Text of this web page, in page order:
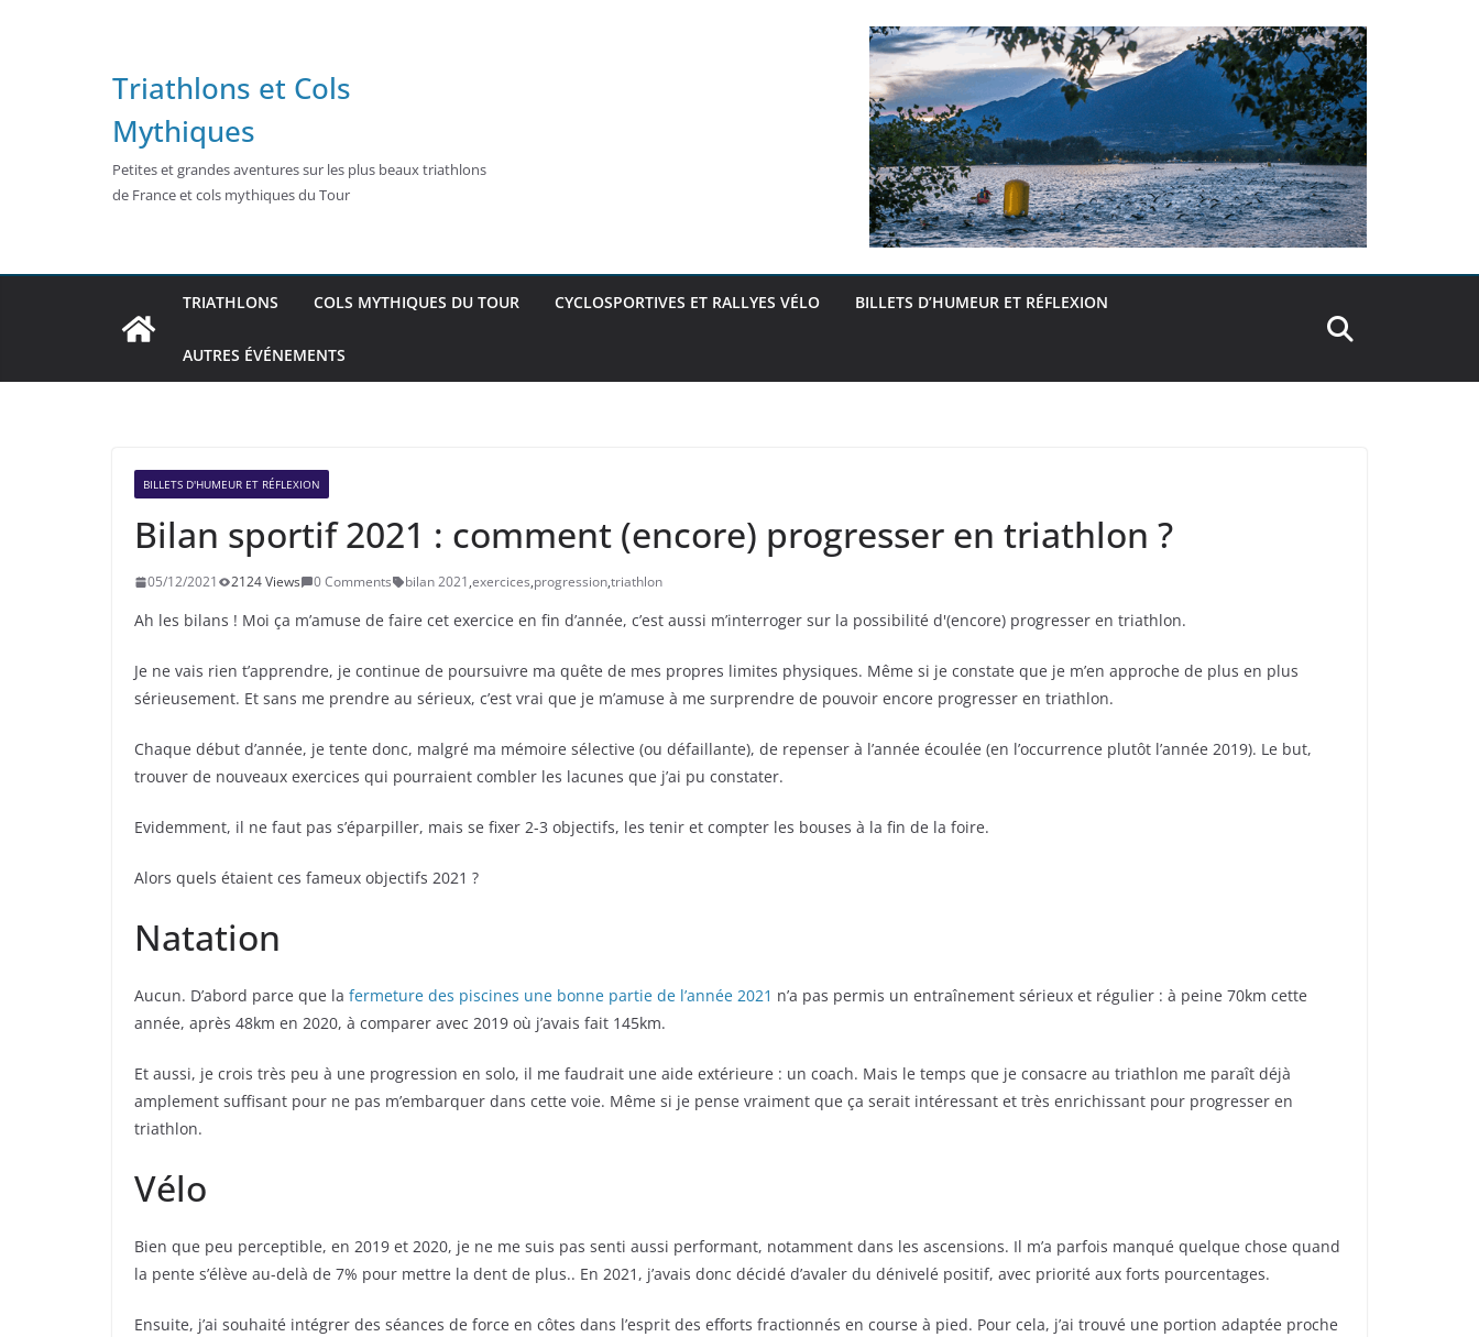
Triathlons et Cols
Mythiques
Petites et grandes aventures sur les plus beaux triathlons
de France et cols mythiques du Tour
TRIATHLONS COLS MYTHIQUES DU TOUR CYCLOSPORTIVES ET RALLYES VÉLO BILLETS D’HUMEUR ET RÉFLEXION
AUTRES ÉVÉNEMENTS
BILLETS D'HUMEUR ET RÉFLEXION
Bilan sportif 2021 : comment (encore) progresser en triathlon ?
05/12/2021 2124 Views 0 Comments bilan 2021,exercices,progression,triathlon
Ah les bilans ! Moi ça m’amuse de faire cet exercice en fin d’année, c’est aussi m’interroger sur la possibilité d'(encore) progresser en triathlon.
Je ne vais rien t’apprendre, je continue de poursuivre ma quête de mes propres limites physiques. Même si je constate que je m’en approche de plus en plus
sérieusement. Et sans me prendre au sérieux, c’est vrai que je m’amuse à me surprendre de pouvoir encore progresser en triathlon.
Chaque début d’année, je tente donc, malgré ma mémoire sélective (ou défaillante), de repenser à l’année écoulée (en l’occurrence plutôt l’année 2019). Le but,
trouver de nouveaux exercices qui pourraient combler les lacunes que j’ai pu constater.
Evidemment, il ne faut pas s’éparpiller, mais se fixer 2-3 objectifs, les tenir et compter les bouses à la fin de la foire.
Alors quels étaient ces fameux objectifs 2021 ?
Natation
Aucun. D’abord parce que la fermeture des piscines une bonne partie de l’année 2021 n’a pas permis un entraînement sérieux et régulier : à peine 70km cette
année, après 48km en 2020, à comparer avec 2019 où j’avais fait 145km.
Et aussi, je crois très peu à une progression en solo, il me faudrait une aide extérieure : un coach. Mais le temps que je consacre au triathlon me paraît déjà
amplement suffisant pour ne pas m’embarquer dans cette voie. Même si je pense vraiment que ça serait intéressant et très enrichissant pour progresser en
triathlon.
Vélo
Bien que peu perceptible, en 2019 et 2020, je ne me suis pas senti aussi performant, notamment dans les ascensions. Il m’a parfois manqué quelque chose quand
la pente s’élève au-delà de 7% pour mettre la dent de plus.. En 2021, j’avais donc décidé d’avaler du dénivelé positif, avec priorité aux forts pourcentages.
Ensuite, j’ai souhaité intégrer des séances de force en côtes dans l’esprit des efforts fractionnés en course à pied. Pour cela, j’ai trouvé une portion adaptée proche